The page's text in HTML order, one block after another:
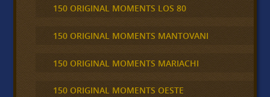
150 ORIGINAL MOMENTS LOS 80
150 ORIGINAL MOMENTS MANTOVANI
150 ORIGINAL MOMENTS MARIACHI
150 ORIGINAL MOMENTS OESTE